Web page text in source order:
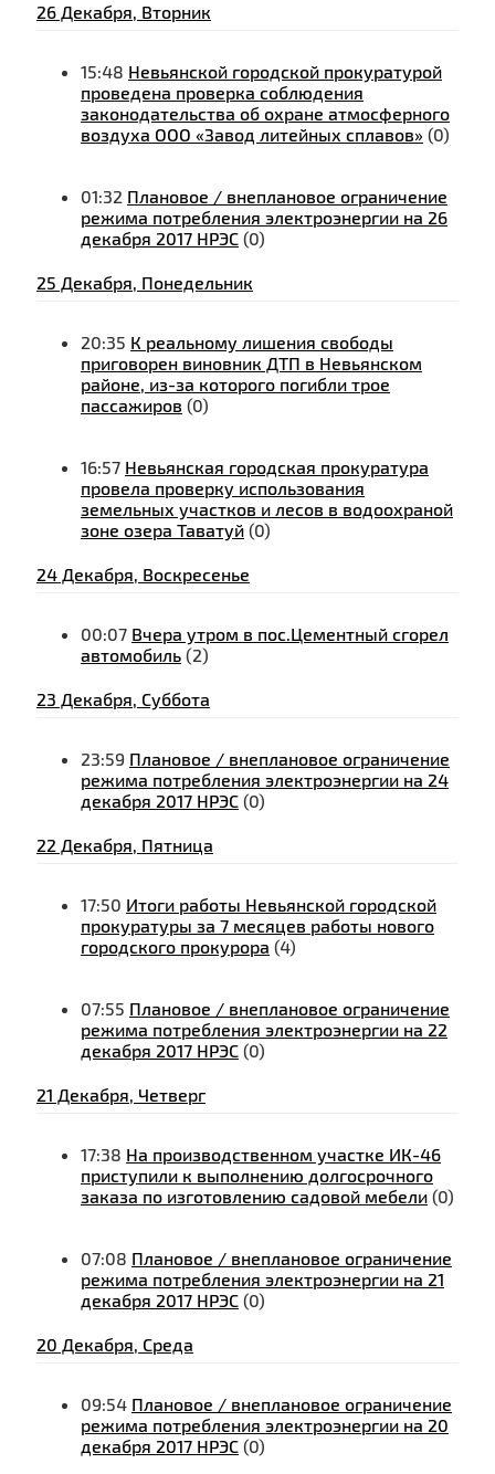
26 Декабря, Вторник
15:48 Невьянской городской прокуратурой
проведена проверка соблюдения
законодательства об охране атмосферного
воздуха ООО «Завод литейных сплавов» (0)
01:32 Плановое / внеплановое ограничение
режима потребления электроэнергии на 26
декабря 2017 НРЭС (0)
25 Декабря, Понедельник
20:35 К реальному лишения свободы
приговорен виновник ДТП в Невьянском
районе, из-за которого погибли трое
пассажиров (0)
16:57 Невьянская городская прокуратура
провела проверку использования
земельных участков и лесов в водоохраной
зоне озера Таватуй (0)
24 Декабря, Воскресенье
00:07 Вчера утром в пос.Цементный сгорел
автомобиль (2)
23 Декабря, Суббота
23:59 Плановое / внеплановое ограничение
режима потребления электроэнергии на 24
декабря 2017 НРЭС (0)
22 Декабря, Пятница
17:50 Итоги работы Невьянской городской
прокуратуры за 7 месяцев работы нового
городского прокурора (4)
07:55 Плановое / внеплановое ограничение
режима потребления электроэнергии на 22
декабря 2017 НРЭС (0)
21 Декабря, Четверг
17:38 На производственном участке ИК-46
приступили к выполнению долгосрочного
заказа по изготовлению садовой мебели (0)
07:08 Плановое / внеплановое ограничение
режима потребления электроэнергии на 21
декабря 2017 НРЭС (0)
20 Декабря, Среда
09:54 Плановое / внеплановое ограничение
режима потребления электроэнергии на 20
декабря 2017 НРЭС (0)